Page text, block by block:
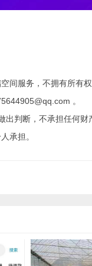
间服务，不拥有所有
。
出判断，不承担任何财
承担。